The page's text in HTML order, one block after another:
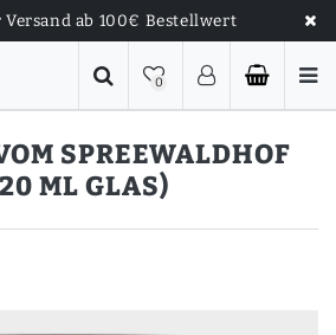
Versand ab 100€ Bestellwert
0
SPREEWALDHOF
ML GLAS)